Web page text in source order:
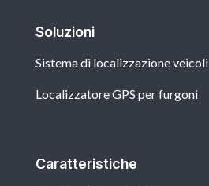
Soluzioni
Sistema di localizzazione veicoli
Localizzatore GPS per furgoni
Caratteristiche